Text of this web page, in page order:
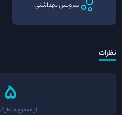
سرویس بهداشتی
نظرات
5از مجموع 0 نظر ثبت شده